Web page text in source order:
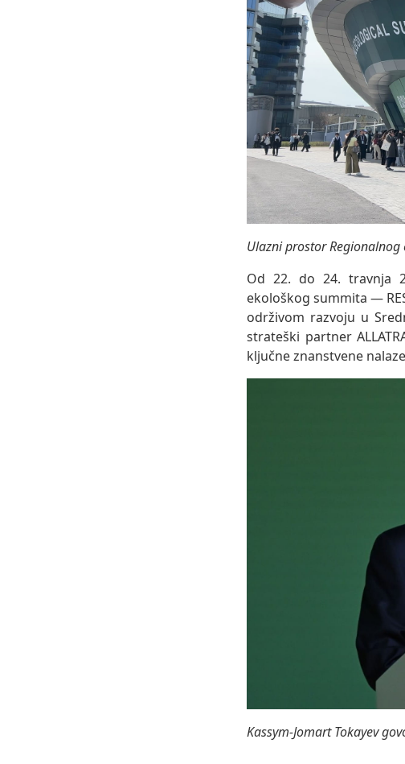
Ulazni prostor
Od 22. do 24. travnja
ekološkog summita —
održivom razvoju u
strateški partner
ključne znanstvene
Kassym-Jomart Tokayev